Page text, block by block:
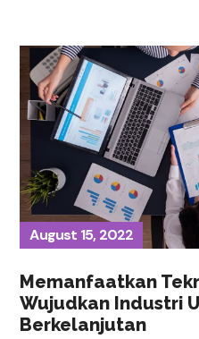
August 15, 2022
Memanfaatkan
Wujudkan Industri
Berkelanjutan